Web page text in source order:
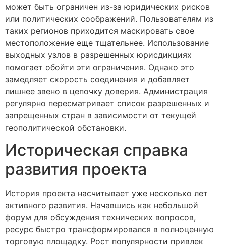
может быть ограничен из-за юридических рисков
или политических соображений. Пользователям из
таких регионов приходится маскировать свое
местоположение еще тщательнее. Использование
выходных узлов в разрешенных юрисдикциях
помогает обойти эти ограничения. Однако это
замедляет скорость соединения и добавляет
лишнее звено в цепочку доверия. Администрация
регулярно пересматривает список разрешенных и
запрещенных стран в зависимости от текущей
геополитической обстановки.
Историческая справка
развития проекта
История проекта насчитывает уже несколько лет
активного развития. Начавшись как небольшой
форум для обсуждения технических вопросов,
ресурс быстро трансформировался в полноценную
торговую площадку. Рост популярности привлек